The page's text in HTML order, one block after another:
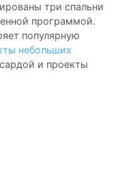
три спальни
программой.
популярную
небольших
и проекты